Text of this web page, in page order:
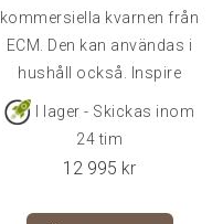
kommersiella kvarnen från
ECM. Den kan användas i
hushåll också. Inspire
I lager - Skickas inom
24 tim
12 995 kr